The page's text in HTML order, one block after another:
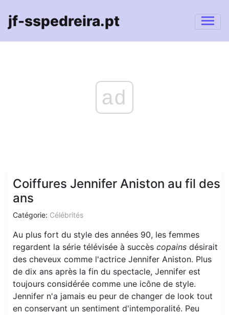
jf-sspedreira.pt
ad
Coiffures Jennifer Aniston au fil des
ans
Catégorie: Célébrités
Au plus fort du style des années 90, les femmes
regardent la série télévisée à succès copains désirait
des cheveux comme l'actrice Jennifer Aniston. Plus
de dix ans après la fin du spectacle, Jennifer est
toujours considérée comme une icône de style.
Jennifer n'a jamais eu peur de changer de look tout
en conservant un sentiment d'intemporalité. Peu